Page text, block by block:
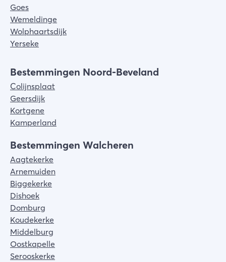
Goes
Wemeldinge
Wolphaartsdijk
Yerseke
Bestemmingen Noord-Beveland
Colijnsplaat
Geersdijk
Kortgene
Kamperland
Bestemmingen Walcheren
Aagtekerke
Arnemuiden
Biggekerke
Dishoek
Domburg
Koudekerke
Middelburg
Oostkapelle
Serooskerke